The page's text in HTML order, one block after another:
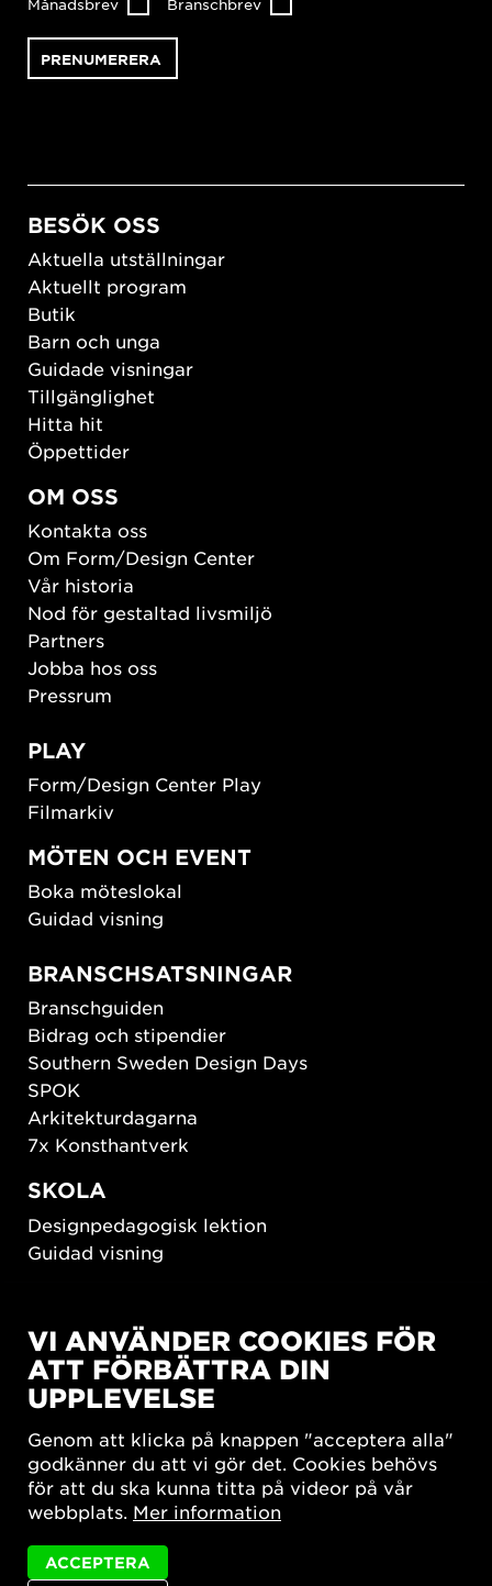
BESÖK OSS
Aktuella utställningar
Aktuellt program
Butik
Barn och unga
Guidade visningar
Tillgänglighet
Hitta hit
Öppettider
OM OSS
Kontakta oss
Om Form/Design Center
Vår historia
Nod för gestaltad livsmiljö
Partners
Jobba hos oss
Pressrum
PLAY
Form/Design Center Play
Filmarkiv
MÖTEN OCH EVENT
Boka möteslokal
Guidad visning
BRANSCHSATSNINGAR
Branschguiden
Bidrag och stipendier
Southern Sweden Design Days
SPOK
Arkitekturdagarna
7x Konsthantverk
SKOLA
Designpedagogisk lektion
Guidad visning
New European Bauhaus
SUSTAINORDIC
Share Future Living
What Matter_s
VI ANVÄNDER COOKIES FÖR
ATT FÖRBÄTTRA DIN
UPPLEVELSE
Genom att klicka på knappen "acceptera alla"
godkänner du att vi gör det. Cookies behövs
för att du ska kunna titta på videor på vår
webbplats. Mer information
ACCEPTERA